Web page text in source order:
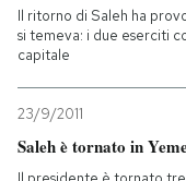
Tecnologia
Internet
Cultura
Economia
Sport
Il ritorno di Saleh ha
si temeva: i due eserciti
capitale
23/9/2011
Saleh è tornato in